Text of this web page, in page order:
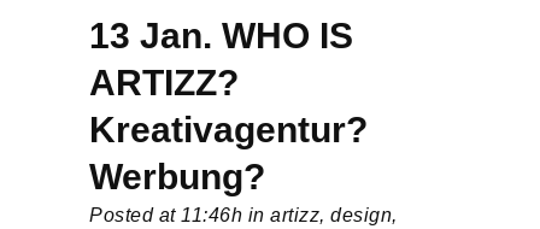
13 Jan. WHO IS
ARTIZZ?
Kreativagentur?
Werbung?
Posted at 11:46h in artizz, design,